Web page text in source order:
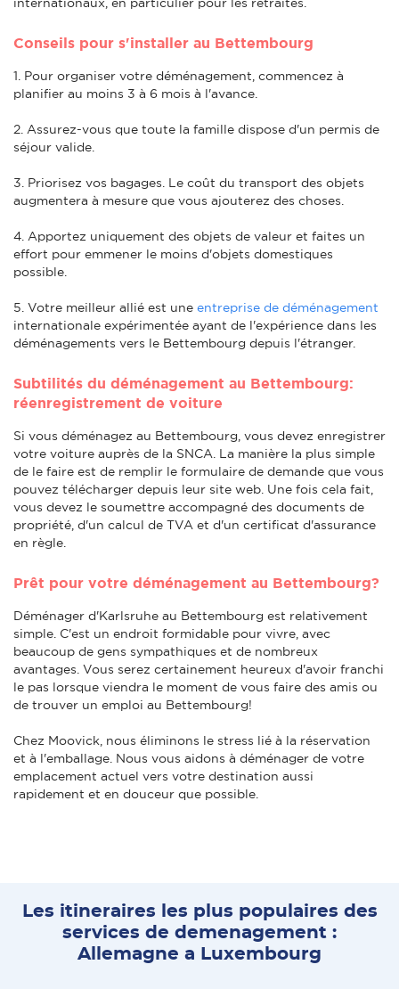
Conseils pour s'installer au Bettembourg
1. Pour organiser votre déménagement, commencez à
planifier au moins 3 à 6 mois à l'avance.
2. Assurez-vous que toute la famille dispose d'un permis de
séjour valide.
3. Priorisez vos bagages. Le coût du transport des objets
augmentera à mesure que vous ajouterez des choses.
4. Apportez uniquement des objets de valeur et faites un
effort pour emmener le moins d'objets domestiques
possible.
5. Votre meilleur allié est une entreprise de déménagement
internationale expérimentée ayant de l'expérience dans les
déménagements vers le Bettembourg depuis l'étranger.
Subtilités du déménagement au Bettembourg:
réenregistrement de voiture
Si vous déménagez au Bettembourg, vous devez enregistrer
votre voiture auprès de la SNCA. La manière la plus simple
de le faire est de remplir le formulaire de demande que vous
pouvez télécharger depuis leur site web. Une fois cela fait,
vous devez le soumettre accompagné des documents de
propriété, d'un calcul de TVA et d'un certificat d'assurance
en règle.
Prêt pour votre déménagement au Bettembourg?
Déménager d'Karlsruhe au Bettembourg est relativement
simple. C'est un endroit formidable pour vivre, avec
beaucoup de gens sympathiques et de nombreux
avantages. Vous serez certainement heureux d'avoir franchi
le pas lorsque viendra le moment de vous faire des amis ou
de trouver un emploi au Bettembourg!
Chez Moovick, nous éliminons le stress lié à la réservation
et à l'emballage. Nous vous aidons à déménager de votre
emplacement actuel vers votre destination aussi
rapidement et en douceur que possible.
Les itineraires les plus populaires des
services de demenagement :
Allemagne a Luxembourg